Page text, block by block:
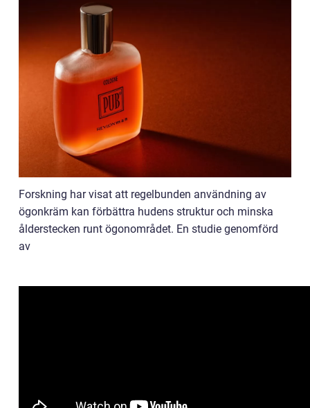
Forskning har visat att regelbunden användning av
ögonkräm kan förbättra hudens struktur och minska
ålderstecken runt ögonområdet. En studie genomförd
av